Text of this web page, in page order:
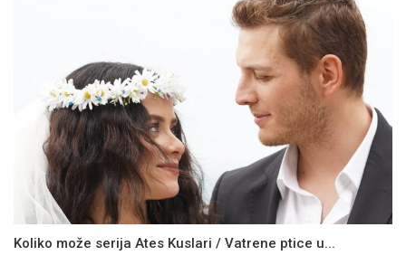
Koliko može serija Ates Kuslari / Vatrene ptice u...